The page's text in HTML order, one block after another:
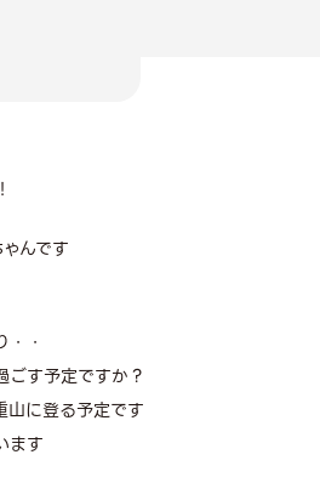
んです
・
ごす予定ですか？
山に登る予定です
ます